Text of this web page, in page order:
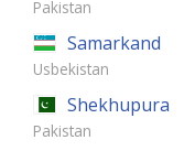
Pakistan
Samarkand
Usbekistan
Shekhupura
Pakistan